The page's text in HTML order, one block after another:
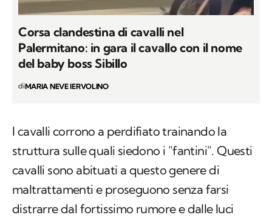
Corsa clandestina di cavalli nel
Palermitano: in gara il cavallo con il nome
del baby boss Sibillo
diMARIA NEVE IERVOLINO
I cavalli corrono a perdifiato trainando la
struttura sulle quali siedono i "fantini". Questi
cavalli sono abituati a questo genere di
maltrattamenti e proseguono senza farsi
distrarre dal fortissimo rumore e dalle luci